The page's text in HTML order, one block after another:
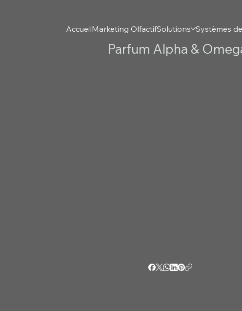
AccueilMarketing OlfactifSolutions Systèmes
Parfum Alpha &